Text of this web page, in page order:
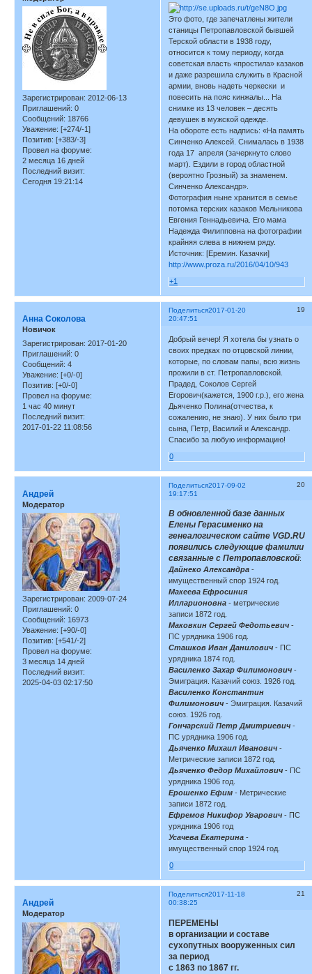
Зарегистрирован: 2012-06-13
Приглашений: 0
Сообщений: 18766
Уважение: [+274/-1]
Позитив: [+383/-3]
Провел на форуме:
2 месяца 16 дней
Последний визит:
Сегодня 19:21:14
Это фото, где запечатлены жители
станицы Петропавловской бывшей
Терской области в 1938 году,
относится к тому периоду, когда
советская власть «простила» казаков
и даже разрешила служить в Красной
армии, вновь надеть черкески и
повесить на пояс кинжалы... На
снимке из 13 человек – десять
девушек в мужской одежде.
На обороте есть надпись: «На память
Синченко Алексей. Снималась в 1938
года 17 апреля (зачеркнуто слово
март). Ездили в город областной
(вероятно Грозный) за знаменем.
Синченко Александр».
Фотография ныне хранится в семье
потомка терских казаков Мельникова
Евгения Геннадьевича. Его мама
Надежда Филипповна на фотографии
крайняя слева в нижнем ряду.
Источник: [Еремин. Казачки]
http://www.proza.ru/2016/04/10/943
+1
Поделиться 19
2017-01-20
20:47:51
Анна Соколова
Новичок
Зарегистрирован: 2017-01-20
Приглашений: 0
Сообщений: 4
Уважение: [+0/-0]
Позитив: [+0/-0]
Провел на форуме:
1 час 40 минут
Последний визит:
2017-01-22 11:08:56
Добрый вечер! Я хотела бы узнать о
своих предках по отцовской линии,
которые, по словам папы, всю жизнь
прожили в ст. Петропавловской.
Прадед, Соколов Сергей
Егорович(кажется, 1900 г.р.), его жена
Дьяченко Полина(отчества, к
сожалению, не знаю). У них было три
сына, Петр, Василий и Александр.
Спасибо за любую информацию!
0
Поделиться 20
2017-09-02
19:17:51
Андрей
Модератор
Зарегистрирован: 2009-07-24
Приглашений: 0
Сообщений: 16973
Уважение: [+90/-0]
Позитив: [+541/-2]
Провел на форуме:
3 месяца 14 дней
Последний визит:
2025-04-03 02:17:50
В обновленной базе данных
Елены Герасименко на
генеалогическом сайте VGD.RU
появились следующие фамилии
связанные с Петропавловской:
Дайнеко Александра -
имущественный спор 1924 год.
Макеева Ефросиния
Илларионовна - метрические
записи 1872 год.
Маковкин Сергей Федотьевич -
ПС урядника 1906 год.
Сташков Иван Данилович - ПС
урядника 1874 год.
Василенко Захар Филимонович -
Эмиграция. Казачий союз. 1926 год.
Василенко Константин
Филимонович - Эмиграция. Казачий
союз. 1926 год.
Гончарский Петр Дмитриевич -
ПС урядника 1906 год.
Дьяченко Михаил Иванович -
Метрические записи 1872 год.
Дьяченко Федор Михайлович - ПС
урядника 1906 год.
Ерошенко Ефим - Метрические
записи 1872 год.
Ефремов Никифор Уварович - ПС
урядника 1906 год
Усачева Екатерина -
имущественный спор 1924 год.
0
Поделиться 21
2017-11-18
00:38:25
Андрей
Модератор
ПЕРЕМЕНЫ
в организации и составе
сухопутных вооруженных сил
за период
с 1863 по 1867 гг.